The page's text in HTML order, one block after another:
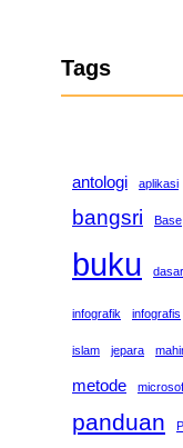
Tags
antologi aplikasi
bangsri Base
buku dasar
infografik infografis
islam jepara
metode
panduan